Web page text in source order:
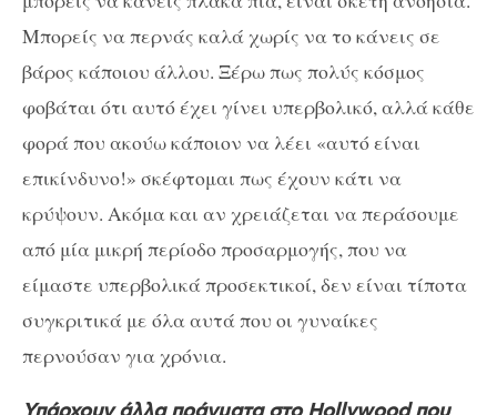
Μπορείς να περνάς καλά χωρίς να το κάνεις σε
βάρος κάποιου άλλου. Ξέρω πως πολύς κόσμος
φοβάται ότι αυτό έχει γίνει υπερβολικό, αλλά κάθε
φορά που ακούω κάποιον να λέει «αυτό είναι
επικίνδυνο!» σκέφτομαι πως έχουν κάτι να
κρύψουν. Ακόμα και αν χρειάζεται να περάσουμε
από μία μικρή περίοδο προσαρμογής, που να
είμαστε υπερβολικά προσεκτικοί, δεν είναι τίποτα
συγκριτικά με όλα αυτά που οι γυναίκες
περνούσαν για χρόνια.